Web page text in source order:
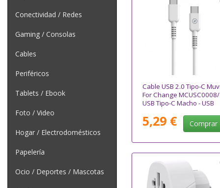
Conectividad / Redes
Gaming / Consolas
Cables
Periféricos
Tablets / Ebook
Foto / Video
Hogar / Electrodomésticos
Papelería
Ocio / Deportes / Mascotas
Cable USB 2.0 Tipo-C
For Change MCUSC0008/
USB Tipo-C Macho - USB
480Mbps/ 1.2m/ Blanco
5,29 € Comprar